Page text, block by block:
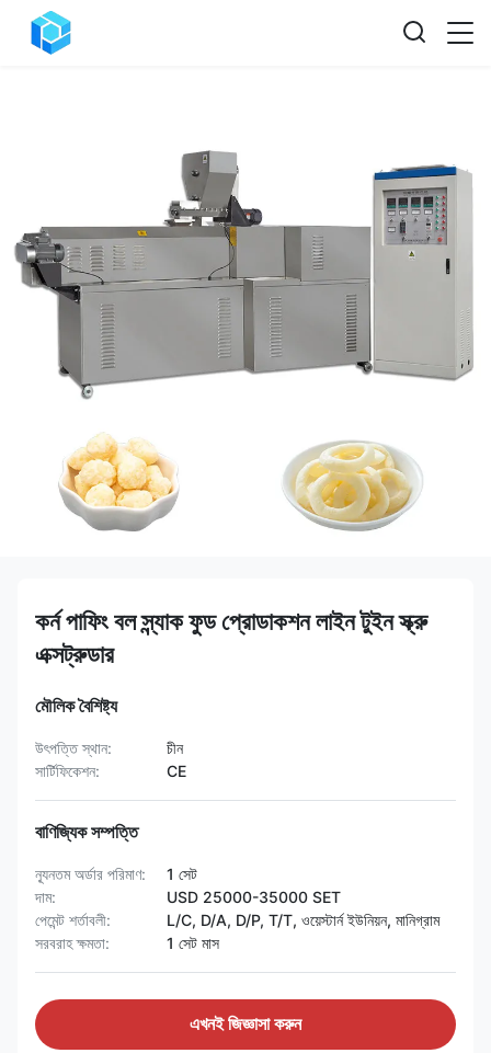
কর্ন পাফিং বল স্ন্যাক ফুড প্রোডাকশন লাইন টুইন স্ক্রু
এক্সট্রুডার
মৌলিক বৈশিষ্ট্য
উৎপত্তি স্থান:
চীন
সার্টিফিকেশন:
CE
বাণিজ্যিক সম্পত্তি
ন্যূনতম অর্ডার পরিমাণ:
1 সেট
দাম:
USD 25000-35000 SET
পেমেন্ট শর্তাবলী:
L/C, D/A, D/P, T/T, ওয়েস্টার্ন ইউনিয়ন, মানিগ্রাম
সরবরাহ ক্ষমতা:
1 সেট মাস
এখনই জিজ্ঞাসা করুন